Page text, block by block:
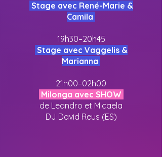
Stage avec René-Marie &
Camila
19h30–20h45
Stage avec Vaggelis &
Marianna
21h00–02h00
Milonga avec SHOW
de Leandro et Micaela
DJ David Reus (ES)